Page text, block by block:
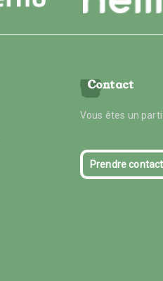
Contact
Vous êtes un
Prendre contact